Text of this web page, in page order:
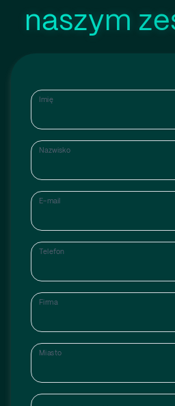
naszym
Imię
Nazwisko
E-mail
Telefon
Firma
Miasto